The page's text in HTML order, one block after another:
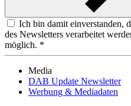
Ich bin damit einverstanden,
des Newsletters verarbeitet
möglich. *
Media
DAB Update Newsletter
Werbung & Mediadaten